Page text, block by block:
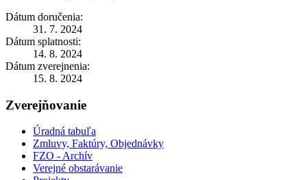
Dátum doručenia:
31. 7. 2024
Dátum splatnosti:
14. 8. 2024
Dátum zverejnenia:
15. 8. 2024
Zverejňovanie
Úradná tabuľa
Zmluvy, Faktúry, Objednávky
FZO - Archív
Verejné obstarávanie